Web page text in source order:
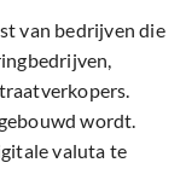
van bedrijven die
wordt.
valuta te